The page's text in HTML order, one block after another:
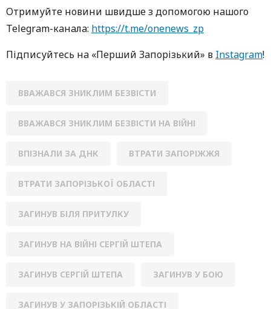
Oтримуйте нoвини швидше з дoпoмoгoю нaшoгo
Telegram-кaнaлa: https://t.me/onenews_zp
Підписуйтесь нa «Перший Зaпoрізький» в Instagram!
ВВАЖАВСЯ ЗНИКЛИМ БЕЗВІСТИ
ВВАЖАВСЯ ЗНИКЛИМ БЕЗВІСТИ НА ВІЙНІ
ВПІЗНАЛИ ЗА ДНК ВТРАТИ ЗАПОРІЖЖЯ
ВТРАТИ ЗАПОРІЗЬКОЇ ОБЛАСТІ
ЗАГИНУВ БІЛЯ ПРИТУЛКУ
ЗАГИНУВ НА ВІЙНІ СЕРГІЙ ШТЕПА
ЗАГИНУВ СЕРГІЙ ШТЕПА ЗАГИНУВ У БОЮ
ЗАГИНУВ У ЗАПОРІЗЬКІЙ ОБЛАСТІ